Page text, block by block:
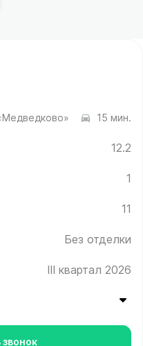
15 мин.
12.2
1
11
Без отделки
III квартал 2026
звонок